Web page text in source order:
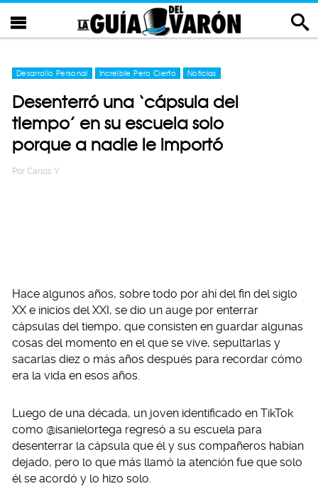
Desarrollo Personal Increíble Pero Cierto Noticias
Desenterró una ‘cápsula del
tiempo’ en su escuela solo
porque a nadie le importó
Por Carlos Y
Hace algunos años, sobre todo por ahí del fin del siglo
XX e inicios del XXI, se dio un auge por enterrar
cápsulas del tiempo, que consisten en guardar algunas
cosas del momento en el que se vive, sepultarlas y
sacarlas diez o más años después para recordar cómo
era la vida en esos años.
Luego de una década, un joven identificado en TikTok
como @isanielortega regresó a su escuela para
desenterrar la cápsula que él y sus compañeros habían
dejado, pero lo que más llamó la atención fue que solo
él se acordó y lo hizo solo.